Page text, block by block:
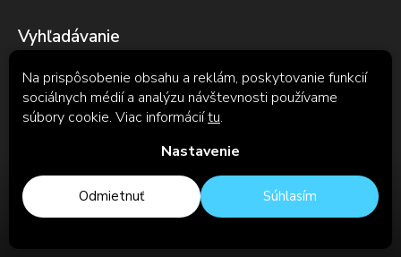
Na prispôsobenie obsahu a reklám, poskytovanie funkcií
sociálnych médií a analýzu návštevnosti používame
súbory cookie. Viac informáciítu.
Nastavenie
Odmietnuť Súhlasím
Vyhľadávanie
Hľadať
Copyright 2026 . Všetky práva vyhradené.
Upraviť